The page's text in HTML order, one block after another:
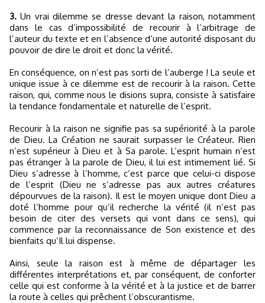
3. Un vrai dilemme se dresse devant la raison, notamment
dans le cas d’impossibilité de recourir à l’arbitrage de
l’auteur du texte et en l’absence d’une autorité disposant du
pouvoir de dire le droit et donc la vérité.
En conséquence, on n’est pas sorti de l’auberge ! La seule et
unique issue à ce dilemme est de recourir à la raison. Cette
raison, qui, comme nous le disions supra, consiste à satisfaire
la tendance fondamentale et naturelle de l’esprit.
Recourir à la raison ne signifie pas sa supériorité à la parole
de Dieu. La Création ne saurait surpasser le Créateur. Rien
n’est supérieur à Dieu et à Sa parole. L’esprit humain n’est
pas étranger à la parole de Dieu, il lui est intimement lié. Si
Dieu s’adresse à l’homme, c’est parce que celui-ci dispose
de l’esprit (Dieu ne s’adresse pas aux autres créatures
dépourvues de la raison). Il est le moyen unique dont Dieu a
doté l’homme pour qu’il recherche la vérité (il n’est pas
besoin de citer des versets qui vont dans ce sens), qui
commence par la reconnaissance de Son existence et des
bienfaits qu’Il lui dispense.
Ainsi, seule la raison est à même de départager les
différentes interprétations et, par conséquent, de conforter
celle qui est conforme à la vérité et à la justice et de barrer
la route à celles qui prêchent l’obscurantisme.